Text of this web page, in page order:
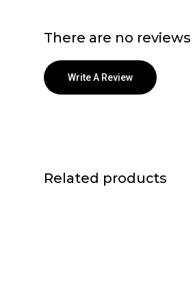
There are no
Write A Review
Related products